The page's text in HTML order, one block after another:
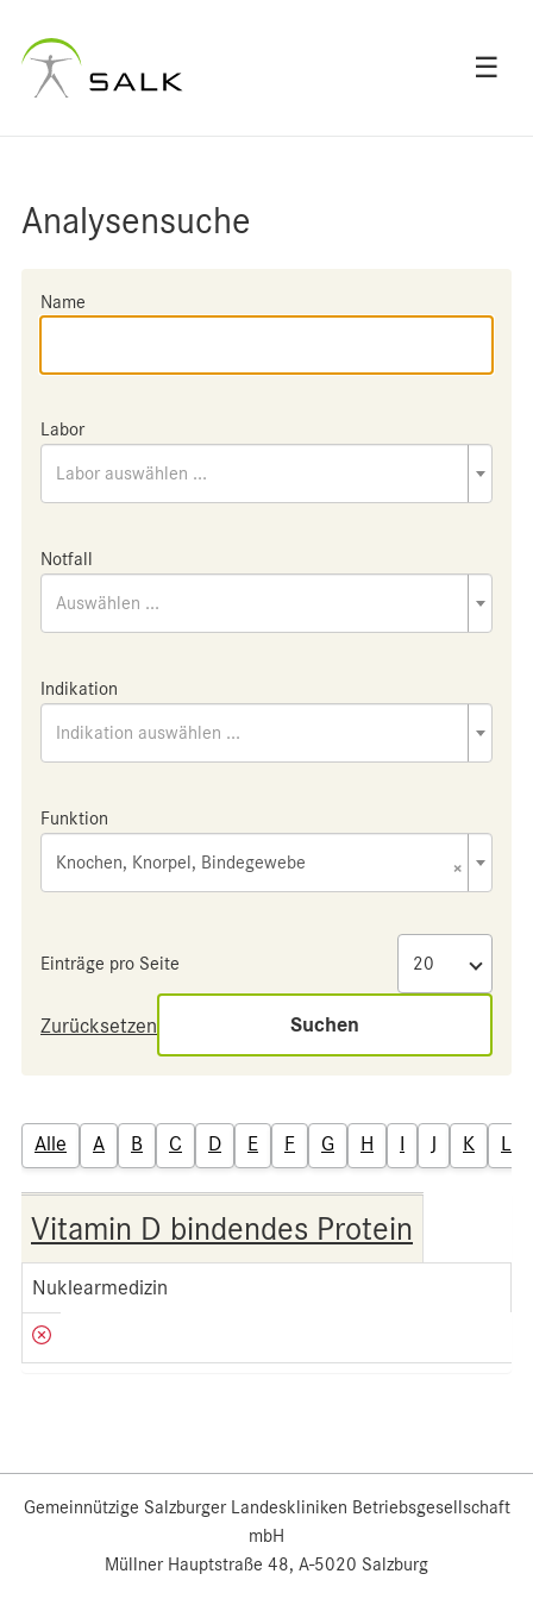
☰
Analysensuche
Name
Labor
Labor auswählen ...
Notfall
Auswählen ...
Indikation
Indikation auswählen ...
Funktion
×
Knochen, Knorpel, Bindegewebe
Einträge pro Seite
Zurücksetzen Suchen
Alle A B C D E F G H I J K L
Vitamin D bindendes Protein
Nuklearmedizin
Gemeinnützige Salzburger Landeskliniken Betriebsgesellschaft
mbH
Müllner Hauptstraße 48, A-5020 Salzburg